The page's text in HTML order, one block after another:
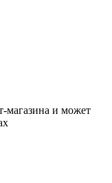
магазина и может